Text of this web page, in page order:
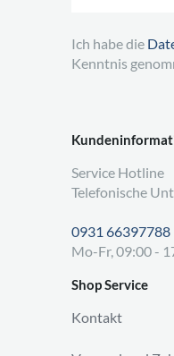
Service Hotline
Telefonische
0931 66397788
Mo-Fr, 09:00 -
Shop Service
Kontakt
Ich habe die
Kenntnis